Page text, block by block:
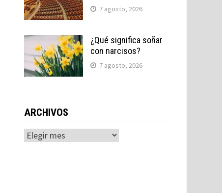
7 agosto, 2026
¿Qué significa soñar
con narcisos?
7 agosto, 2026
ARCHIVOS
Archivos